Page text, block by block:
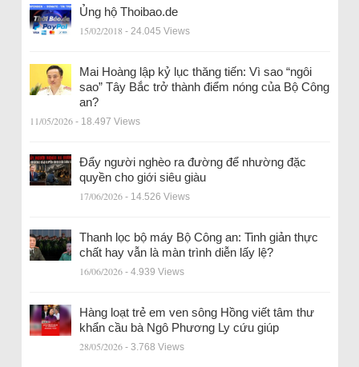
Ủng hộ Thoibao.de
15/02/2018 - 24.045 Views
Mai Hoàng lập kỷ lục thăng tiến: Vì sao “ngôi
sao” Tây Bắc trở thành điểm nóng của Bộ Công
an?
11/05/2026 - 18.497 Views
Đẩy người nghèo ra đường để nhường đặc
quyền cho giới siêu giàu
17/06/2026 - 14.526 Views
Thanh lọc bộ máy Bộ Công an: Tinh giản thực
chất hay vẫn là màn trình diễn lấy lệ?
16/06/2026 - 4.939 Views
Hàng loạt trẻ em ven sông Hồng viết tâm thư
khẩn cầu bà Ngô Phương Ly cứu giúp
28/05/2026 - 3.768 Views